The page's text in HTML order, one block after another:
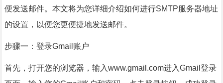
便发送邮件。本文将为您详细介绍如何进行SMTP服务器地址
的设置，以便您更便捷地发送邮件。
步骤一：登录Gmail账户
首先，打开您的浏览器，输入www.gmail.com进入Gmail登录